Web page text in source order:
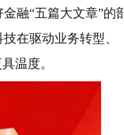
融“五篇大文章”的
在驱动业务转型、
温度。